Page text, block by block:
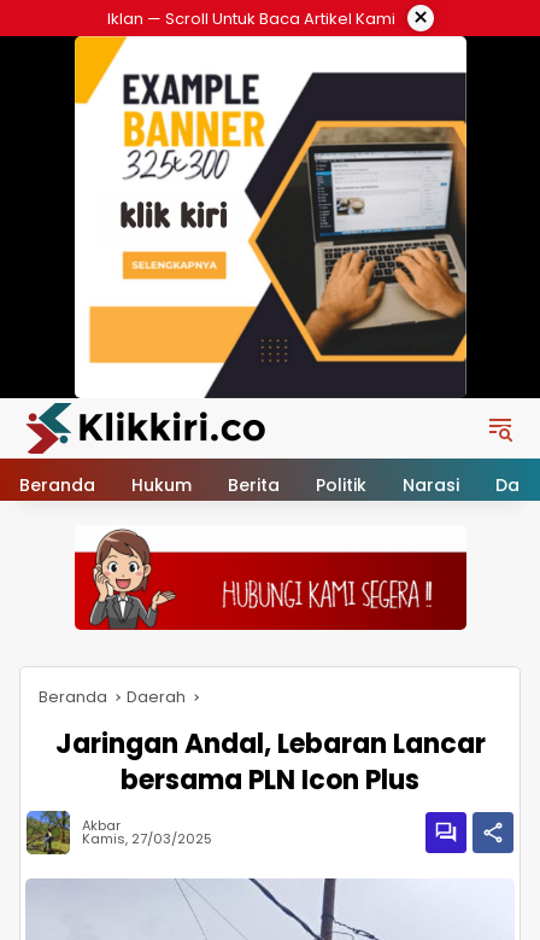
ke
Iklan — Scroll Untuk Baca Artikel Kami ×
Beranda Hukum Berita Politik Narasi
Beranda Daerah
Jaringan Andal, Lebaran Lancar
bersama PLN Icon Plus
Akbar
Kamis, 27/03/2025